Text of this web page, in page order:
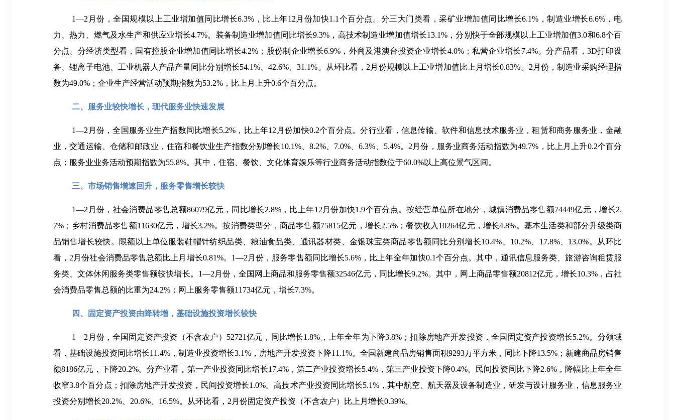
1—2月份，全国规模以上工业增加值同比增长6.3%，比上年12月份加快1.1个百分点。分三大门类看，采矿业增加值同比增长6.1%，制造业增长6.6%，电
力、热力、燃气及水生产和供应业增长4.7%。装备制造业增加值同比增长9.3%，高技术制造业增加值增长13.1%，分别快于全部规模以上工业增加值3.0和6.8个百
分点。分经济类型看，国有控股企业增加值同比增长4.2%；股份制企业增长6.9%，外商及港澳台投资企业增长4.0%；私营企业增长7.4%。分产品看，3D打印设
备、锂离子电池、工业机器人产品产量同比分别增长54.1%、42.6%、31.1%。从环比看，2月份规模以上工业增加值比上月增长0.83%。2月份，制造业采购经理指
数为49.0%；企业生产经营活动预期指数为53.2%，比上月上升0.6个百分点。
二、服务业较快增长，现代服务业快速发展
1—2月份，全国服务业生产指数同比增长5.2%，比上年12月份加快0.2个百分点。分行业看，信息传输、软件和信息技术服务业，租赁和商务服务业，金融
业，交通运输、仓储和邮政业，住宿和餐饮业生产指数分别增长10.1%、8.2%、7.0%、6.3%、5.4%。2月份，服务业商务活动指数为49.7%，比上月上升0.2个百分
点；服务业业务活动预期指数为55.8%。其中，住宿、餐饮、文化体育娱乐等行业商务活动指数位于60.0%以上高位景气区间。
三、市场销售增速回升，服务零售增长较快
1—2月份，社会消费品零售总额86079亿元，同比增长2.8%，比上年12月份加快1.9个百分点。按经营单位所在地分，城镇消费品零售额74449亿元，增长2.
7%；乡村消费品零售额11630亿元，增长3.2%。按消费类型分，商品零售额75815亿元，增长2.5%；餐饮收入10264亿元，增长4.8%。基本生活类和部分升级类商
品销售增长较快。限额以上单位服装鞋帽针纺织品类、粮油食品类、通讯器材类、金银珠宝类商品零售额同比分别增长10.4%、10.2%、17.8%、13.0%。从环比
看，2月份社会消费品零售总额比上月增长0.81%。1—2月份，服务零售额同比增长5.6%，比上年全年加快0.1个百分点。其中，通讯信息服务类、旅游咨询租赁服
务类、文体休闲服务类零售额较快增长。1—2月份，全国网上商品和服务零售额32546亿元，同比增长9.2%。其中，网上商品零售额20812亿元，增长10.3%，占社
会消费品零售总额的比重为24.2%；网上服务零售额11734亿元，增长7.3%。
四、固定资产投资由降转增，基础设施投资增长较快
1—2月份，全国固定资产投资（不含农户）52721亿元，同比增长1.8%，上年全年为下降3.8%；扣除房地产开发投资，全国固定资产投资增长5.2%。分领域
看，基础设施投资同比增长11.4%，制造业投资增长3.1%，房地产开发投资下降11.1%。全国新建商品房销售面积9293万平方米，同比下降13.5%；新建商品房销售
额8186亿元，下降20.2%。分产业看，第一产业投资同比增长17.4%，第二产业投资增长5.4%，第三产业投资下降0.4%。民间投资同比下降2.6%，降幅比上年全年
收窄3.8个百分点；扣除房地产开发投资，民间投资增长1.0%。高技术产业投资同比增长5.1%，其中航空、航天器及设备制造业，研发与设计服务业，信息服务业
投资分别增长20.2%、20.6%、16.5%。从环比看，2月份固定资产投资（不含农户）比上月增长0.39%。